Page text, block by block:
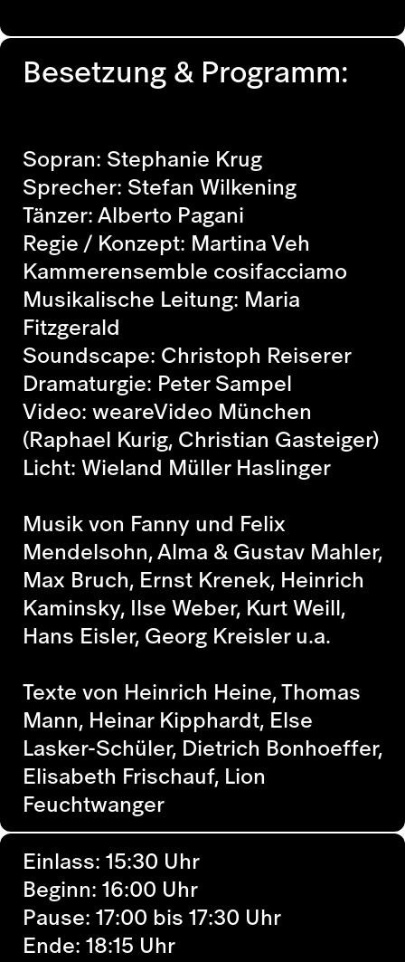
Besetzung & Programm:
Sopran: Stephanie Krug
Sprecher: Stefan Wilkening
Tänzer: Alberto Pagani
Regie / Konzept: Martina Veh
Kammerensemble cosifacciamo
Musikalische Leitung: Maria
Fitzgerald
Soundscape: Christoph Reiserer
Dramaturgie: Peter Sampel
Video: weareVideo München
(Raphael Kurig, Christian Gasteiger)
Licht: Wieland Müller Haslinger
Musik von Fanny und Felix
Mendelsohn, Alma & Gustav Mahler,
Max Bruch, Ernst Krenek, Heinrich
Kaminsky, Ilse Weber, Kurt Weill,
Hans Eisler, Georg Kreisler u.a.
Texte von Heinrich Heine, Thomas
Mann, Heinar Kipphardt, Else
Lasker-Schüler, Dietrich Bonhoeffer,
Elisabeth Frischauf, Lion
Feuchtwanger
Einlass: 15:30 Uhr
Beginn: 16:00 Uhr
Pause: 17:00 bis 17:30 Uhr
Ende: 18:15 Uhr